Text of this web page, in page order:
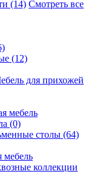
(14) Смотреть все
(12)
для прихожей
мебель
(0)
столы (64)
мебель
коллекции